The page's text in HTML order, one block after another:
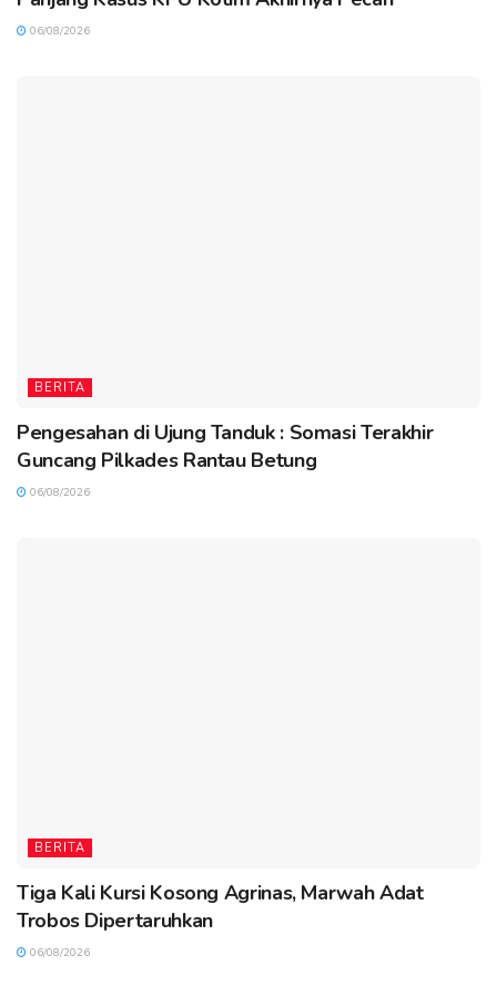
06/08/2026
BERITA
Pengesahan di Ujung Tanduk : Somasi Terakhir
Guncang Pilkades Rantau Betung
06/08/2026
BERITA
Tiga Kali Kursi Kosong Agrinas, Marwah Adat
Trobos Dipertaruhkan
06/08/2026